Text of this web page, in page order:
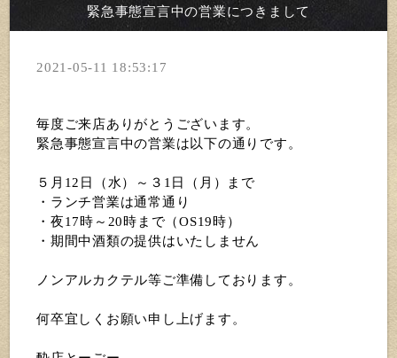
緊急事態宣言中の営業につきまして
2021-05-11 18:53:17
毎度ご来店ありがとうございます。
緊急事態宣言中の営業は以下の通りです。
５月12日（水）～３1日（月）まで
・ランチ営業は通常通り
・夜17時～20時まで（OS19時）
・期間中酒類の提供はいたしません
ノンアルカクテル等ご準備しております。
何卒宜しくお願い申し上げます。